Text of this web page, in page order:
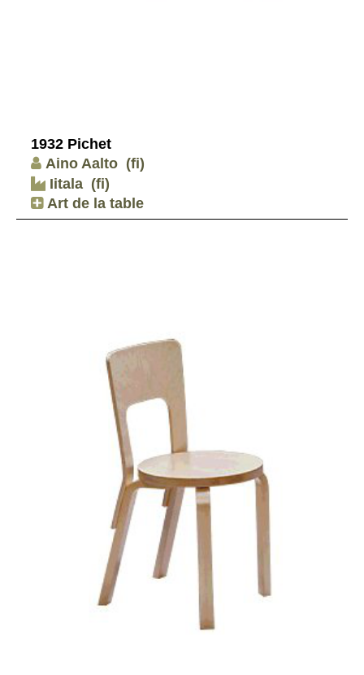
1932 Pichet
Aino Aalto (fi)
Iitala (fi)
Art de la table